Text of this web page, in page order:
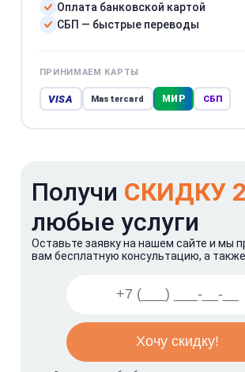
Оплата банковской картой
СБП — быстрые переводы
ПРИНИМАЕМ КАРТЫ
VISA Mastercard МИР СБП
Получи СКИДКУ
любые услуги
Оставьте заявку на нашем сайте и мы
вам бесплатную консультацию, а также